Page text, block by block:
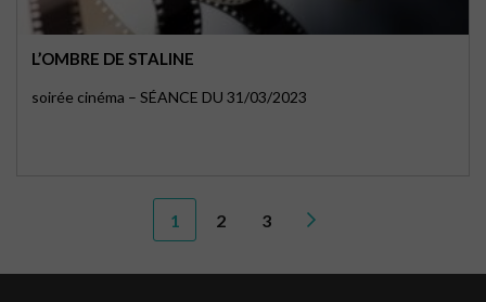
L’OMBRE DE STALINE
soirée cinéma – SÉANCE DU 31/03/2023
1 2 3